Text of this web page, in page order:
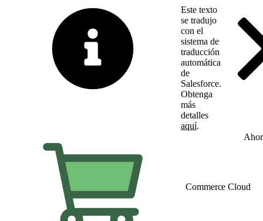
Este texto
se tradujo
con el
sistema de
traducción
automática
de
Salesforce.
Obtenga
más
detalles
aquí.
Commerce Cloud